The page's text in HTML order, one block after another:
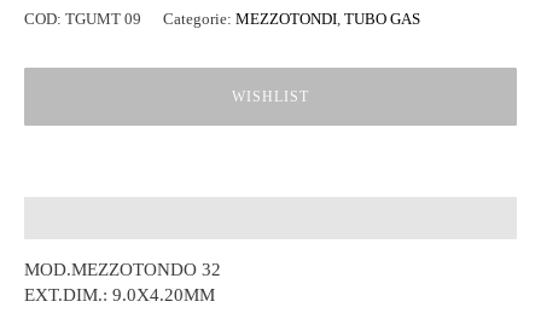
COD: TGUMT 09 Categorie: MEZZOTONDI, TUBO GAS
WISHLIST
MOD.MEZZOTONDO 32
EXT.DIM.: 9.0X4.20MM